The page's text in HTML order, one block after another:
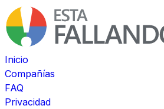
Inicio
Compañías
FAQ
Privacidad